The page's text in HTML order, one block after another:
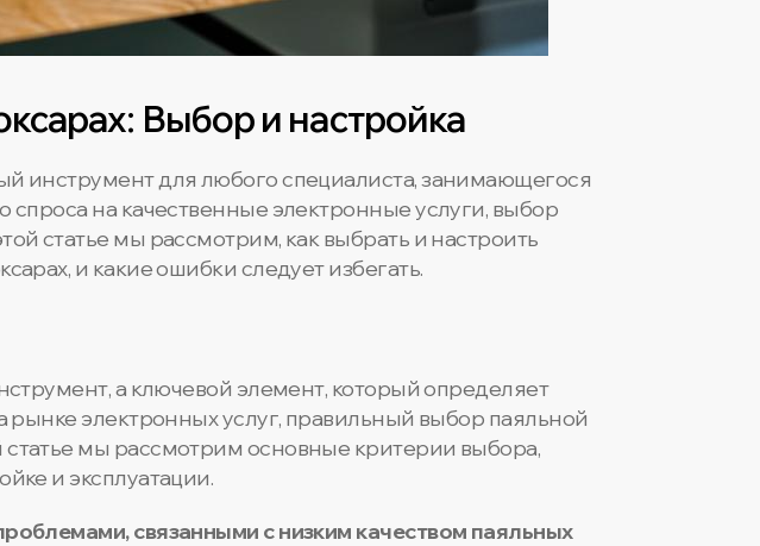
Выбор и настройка
инструмент для любого специалиста, занимающегося
на качественные электронные услуги, выбор
статье мы рассмотрим, как выбрать и настроить
и какие ошибки следует избегать.
а ключевой элемент, который определяет
рынке электронных услуг, правильный выбор паяльной
мы рассмотрим основные критерии выбора,
и эксплуатации.
связанными с низким качеством паяльных